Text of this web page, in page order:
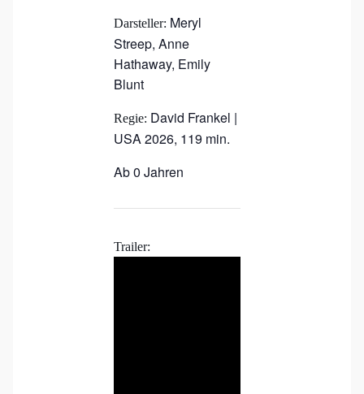
Darsteller: Meryl
Streep, Anne
Hathaway, Emily
Blunt
Regie: David Frankel |
USA 2026, 119 min.
Ab 0 Jahren
Trailer: